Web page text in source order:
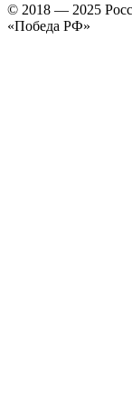
© 2018 — 2025
«Победа РФ»